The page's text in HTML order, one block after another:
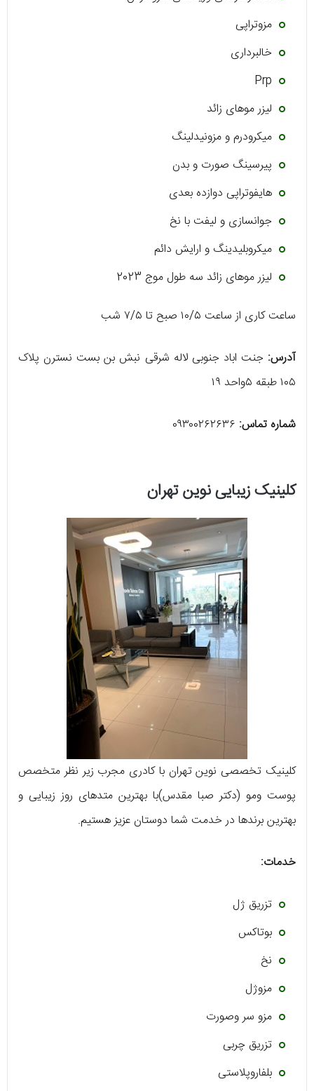
مزوتراپی
خالبرداری
Prp
لیزر موهای زائد
میکرودرم و مزونیدلینگ
پیرسینگ صورت و بدن
هایفوتراپی دوازده بعدی
جوانسازی و لیفت با نخ
میکروبلیدینگ و ارایش دائم
لیزر موهای زائد سه طول موج 2023
ساعت کاری از ساعت ۱۰/۵ صبح تا ۷/۵ شب
آدرس: جنت اباد جنوبی لاله شرقی نبش بن بست نسترن پلاک
۱۰۵ طبقه ۵واحد ۱۹
شماره تماس:
کلینیک زیبایی نوین تهران
کلینیک تخصصی نوین تهران با کادری مجرب زیر نظر متخصص
پوست ومو (دکتر صبا مقدس)با بهترین متدهای روز زیبایی و
بهترین برندها در خدمت شما دوستان عزیز هستیم.
خدمات:
تزریق ژل
بوتاکس
نخ
مزوژل
مزو سر وصورت
تزریق چربی
بلفاروپلاستی